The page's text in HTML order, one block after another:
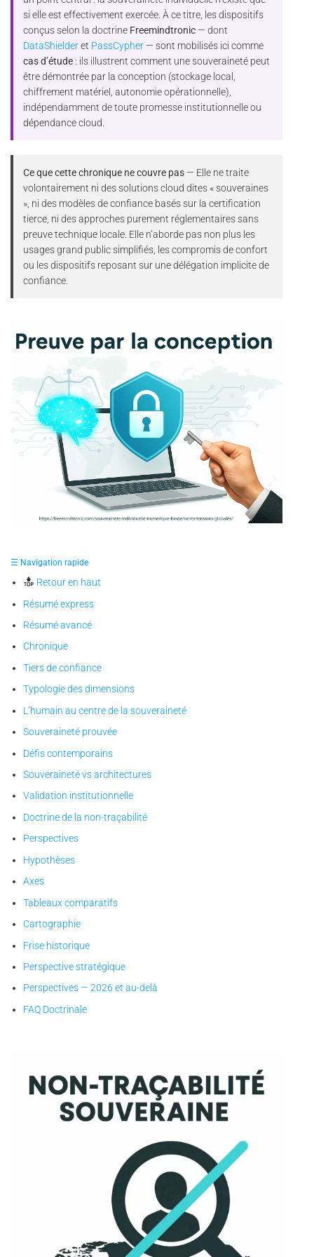
si elle est effectivement exercée. À ce titre, les dispositifs
conçus selon la doctrine Freemindtronic — dont
DataShielderet PassCypher — sont mobilisés ici comme
cas d’étude : ils illustrent comment une souveraineté peut
être démontrée par la conception (stockage local,
chiffrement matériel, autonomie opérationnelle),
indépendamment de toute promesse institutionnelle ou
dépendance cloud.
Ce que cette chronique ne couvre pas — Elle ne traite
volontairement ni des solutions cloud dites « souveraines
», ni des modèles de confiance basés sur la certification
tierce, ni des approches purement réglementaires sans
preuve technique locale. Elle n’aborde pas non plus les
usages grand public simplifiés, les compromis de confort
ou les dispositifs reposant sur une délégation implicite de
confiance.
cadenas incarnent la preuve par la conception et la liberté
prouvée par la maîtrise de ses secrets.
☰ Navigation rapide
Retour en haut
Résumé express
Résumé avancé
Chronique
Tiers de confiance
Typologie des dimensions
L’humain au centre de la souveraineté
Souveraineté prouvée
Défis contemporains
Souveraineté vs architectures
Validation institutionnelle
Doctrine de la non-traçabilité
Perspectives
Hypothèses
Axes
Tableaux comparatifs
Cartographie
Frise historique
Perspective stratégique
Perspectives — 2026 et au-delà
FAQ Doctrinale